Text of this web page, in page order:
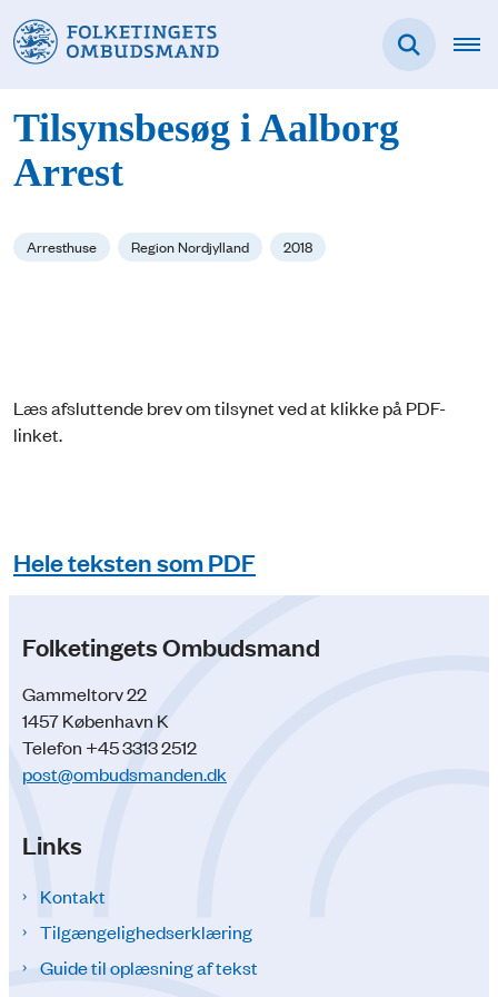
Tilsynsbesøg i Aalborg
Arrest
Arresthuse Region Nordjylland 2018
Læs afsluttende brev om tilsynet ved at klikke på PDF-
linket.
Hele teksten som PDF
Folketingets Ombudsmand
Gammeltorv 22
1457 København K
Telefon +45 3313 2512
post@ombudsmanden.dk
Links
Kontakt
Tilgængelighedserklæring
Guide til oplæsning af tekst